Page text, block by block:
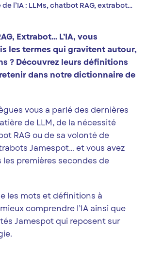
l’IA : LLMs, chatbot RAG, extrabot…
Extrabot… L’IA, vous
les termes qui gravitent autour,
? Découvrez leurs définitions
dans notre dictionnaire de
vous a parlé des dernières
de LLM, de la nécessité
RAG ou de sa volonté de
Jamespot… et vous avez
premières secondes de
les mots et définitions à
comprendre l’IA ainsi que
Jamespot qui reposent sur